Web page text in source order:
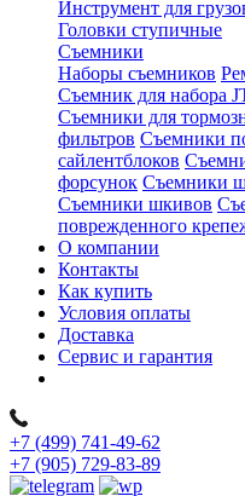
Инструмент для
Головки ступичные
Съемники
Наборы съемников
Съемник для набора
Съемники для
фильтров Съемники
сайлентблоков
форсунок Съемники
Съемники шкивов
поврежденного
О компании
Контакты
Как купить
Условия оплаты
Доставка
Сервис и гарантия
+7 (499) 741-49-62
+7 (905) 729-83-89